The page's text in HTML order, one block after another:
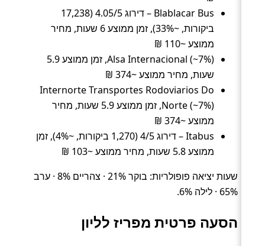
Blablacar Bus – דירוג 4.05/5 (17,238
ביקורות, ~33%), זמן ממוצע 6 שעות, מחיר
ממוצע ~110 ₪
Alsa Internacional (~7%), זמן ממוצע 5.9
שעות, מחיר ממוצע ~374 ₪
Internorte Transportes Rodoviarios Do
Norte (~7%), זמן ממוצע 5.9 שעות, מחיר
ממוצע ~374 ₪
Itabus – דירוג 4/5 (1,270 ביקורות, ~4%), זמן
ממוצע 5.8 שעות, מחיר ממוצע ~103 ₪
שעות יציאה פופולריות: בוקר 21% · צהריים 8% · ערב
65% · לילה 6%.
הסעה פרטית מפריז לליון